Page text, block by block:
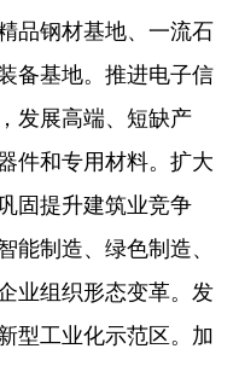
品钢材基地、一流石
备基地。推进电子信
发展高端、短缺产
件和专用材料。扩大
固提升建筑业竞争
能制造、绿色制造、
业组织形态变革。发
型工业化示范区。加